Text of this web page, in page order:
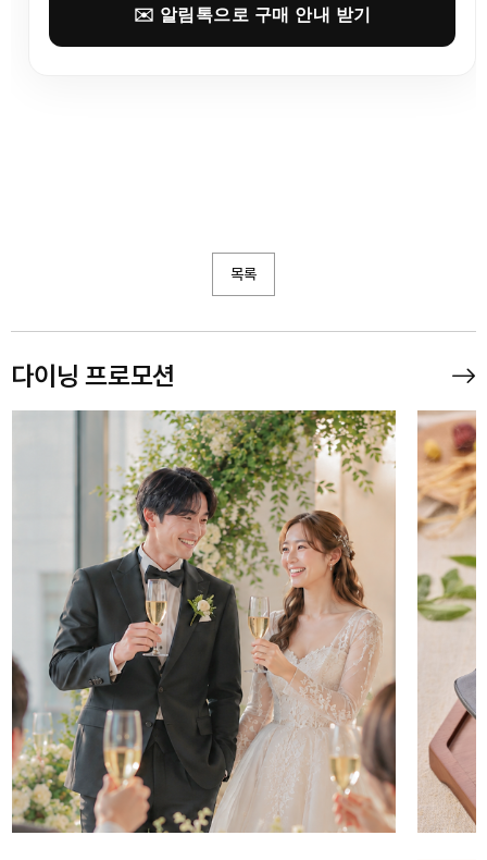
✉️ 알림톡으로 구매 안내 받기
목록
다이닝 프로모션